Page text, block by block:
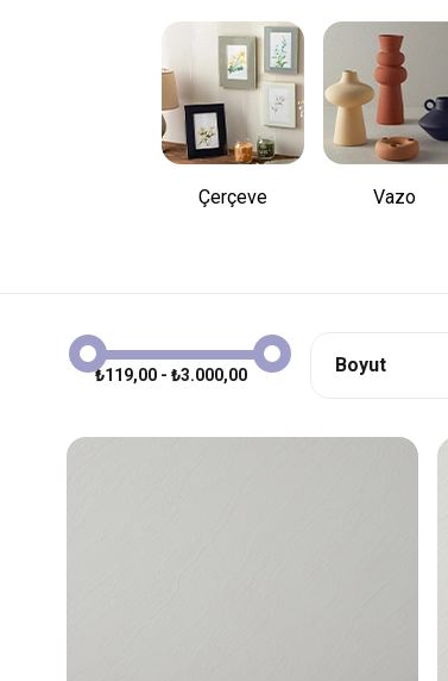
Çerçeve Vazo
₺119,00 - ₺3.000,00 Boyut